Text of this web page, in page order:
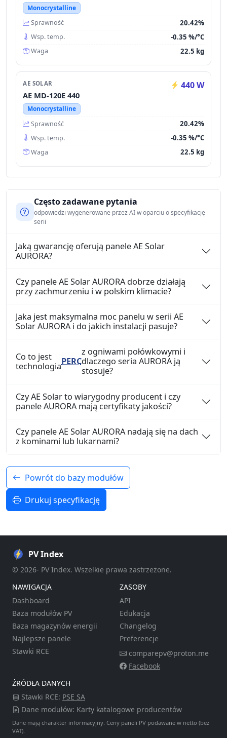
Monocrystalline
Sprawność
20.42%
Wsp. temp. -0.35 %/°C
Waga 22.5 kg
AE SOLAR 440 W
AE MD-120E 440
Monocrystalline
Sprawność
20.42%
Wsp. temp. -0.35 %/°C
Waga 22.5 kg
Często zadawane pytania
odpowiedzi wygenerowane przez AI w oparciu o specyfikację
serii
Jaką gwarancję oferują panele AE Solar
AURORA?
Czy panele AE Solar AURORA dobrze działają
przy zachmurzeniu i w polskim klimacie?
Jaka jest maksymalna moc panelu w serii AE
Solar AURORA i do jakich instalacji pasuje?
Co to jest
technologiaPERC
z ogniwami połówkowymi i
dlaczego seria AURORA ją
stosuje?
Czy AE Solar to wiarygodny producent i czy
panele AURORA mają certyfikaty jakości?
Czy panele AE Solar AURORA nadają się na dach
z kominami lub lukarnami?
Powrót do bazy modułów
Drukuj specyfikację
PV Index
© 2026- PV Index. Wszelkie prawa zastrzeżone.
NAWIGACJA
Dashboard
Baza modułów PV
Baza magazynów energii
Najlepsze panele
Stawki RCE
ZASOBY
API
Edukacja
Changelog
Preferencje
comparepv@proton.me
Facebook
ŹRÓDŁA DANYCH
Stawki RCE: PSE SA
Dane modułów: Karty katalogowe producentów
Dane mają charakter informacyjny. Ceny paneli PV podawane w netto (bez
VAT).